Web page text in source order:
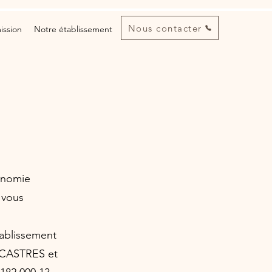
Notre établissement Nous contacter
et